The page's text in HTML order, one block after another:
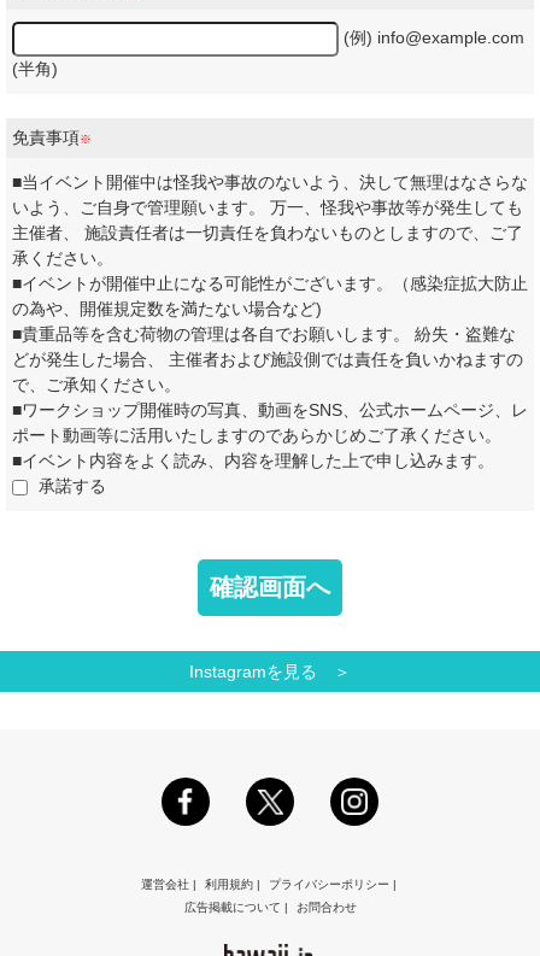
(例) info@example.com
(半角)
免責事項※
■当イベント開催中は怪我や事故のないよう、決して無理はなさらな
いよう、ご自身で管理願います。 万一、怪我や事故等が発生しても
主催者、 施設責任者は一切責任を負わないものとしますので、ご了
承ください。
■イベントが開催中止になる可能性がございます。（感染症拡大防止
の為や、開催規定数を満たない場合など)
■貴重品等を含む荷物の管理は各自でお願いします。 紛失・盗難な
どが発生した場合、 主催者および施設側では責任を負いかねますの
で、ご承知ください。
■ワークショップ開催時の写真、動画をSNS、公式ホームページ、レ
ポート動画等に活用いたしますのであらかじめご了承ください。
■イベント内容をよく読み、内容を理解した上で申し込みます。
承諾する
Instagramを見る ＞
運営会社| 利用規約| プライバシーポリシー |
広告掲載について | お問合わせ